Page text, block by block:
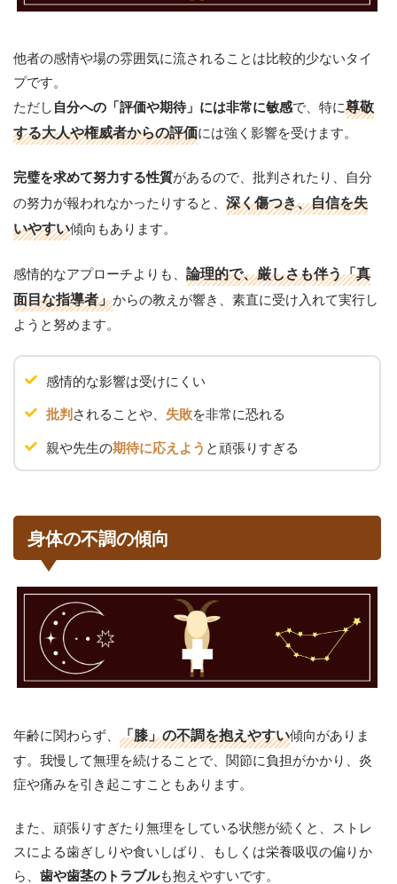
他者の感情や場の雰囲気に流されることは比較的少ないタイ
プです。
ただし自分への「評価や期待」には非常に敏感で、特に尊敬
する大人や権威者からの評価には強く影響を受けます。
完璧を求めて努力する性質があるので、批判されたり、自分
の努力が報われなかったりすると、 深く傷つき、自信を失
いやすい傾向もあります。
感情的なアプローチよりも、 論理的で、厳しさも伴う「真
面目な指導者」からの教えが響き、素直に受け入れて実行し
ようと努めます。
感情的な影響は受けにくい
批判されることや、 失敗を非常に恐れる
親や先生の期待に応えよう と頑張りすぎる
身体の不調の傾向
年齢に関わらず、 「膝」の不調を抱えやすい傾向がありま
す。我慢して無理を続けることで、関節に負担がかかり、炎
症や痛みを引き起こすこともあります。
また、頑張りすぎたり無理をしている状態が続くと、ストレ
スによる歯ぎしりや食いしばり、もしくは栄養吸収の偏りか
ら、 歯や歯茎のトラブルも抱えやすいです。